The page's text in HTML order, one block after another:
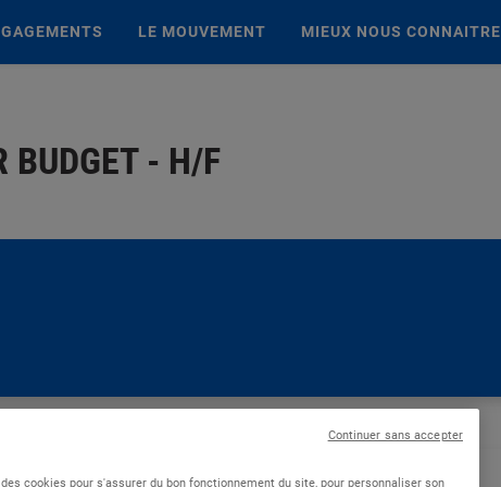
LE MOUVEMENT MIEUX NOUS CONNAITRE
BUDGET - H/F
cookies pour s'assurer du bon fonctionnement du site, pour personnaliser son
Continuer sans accepter